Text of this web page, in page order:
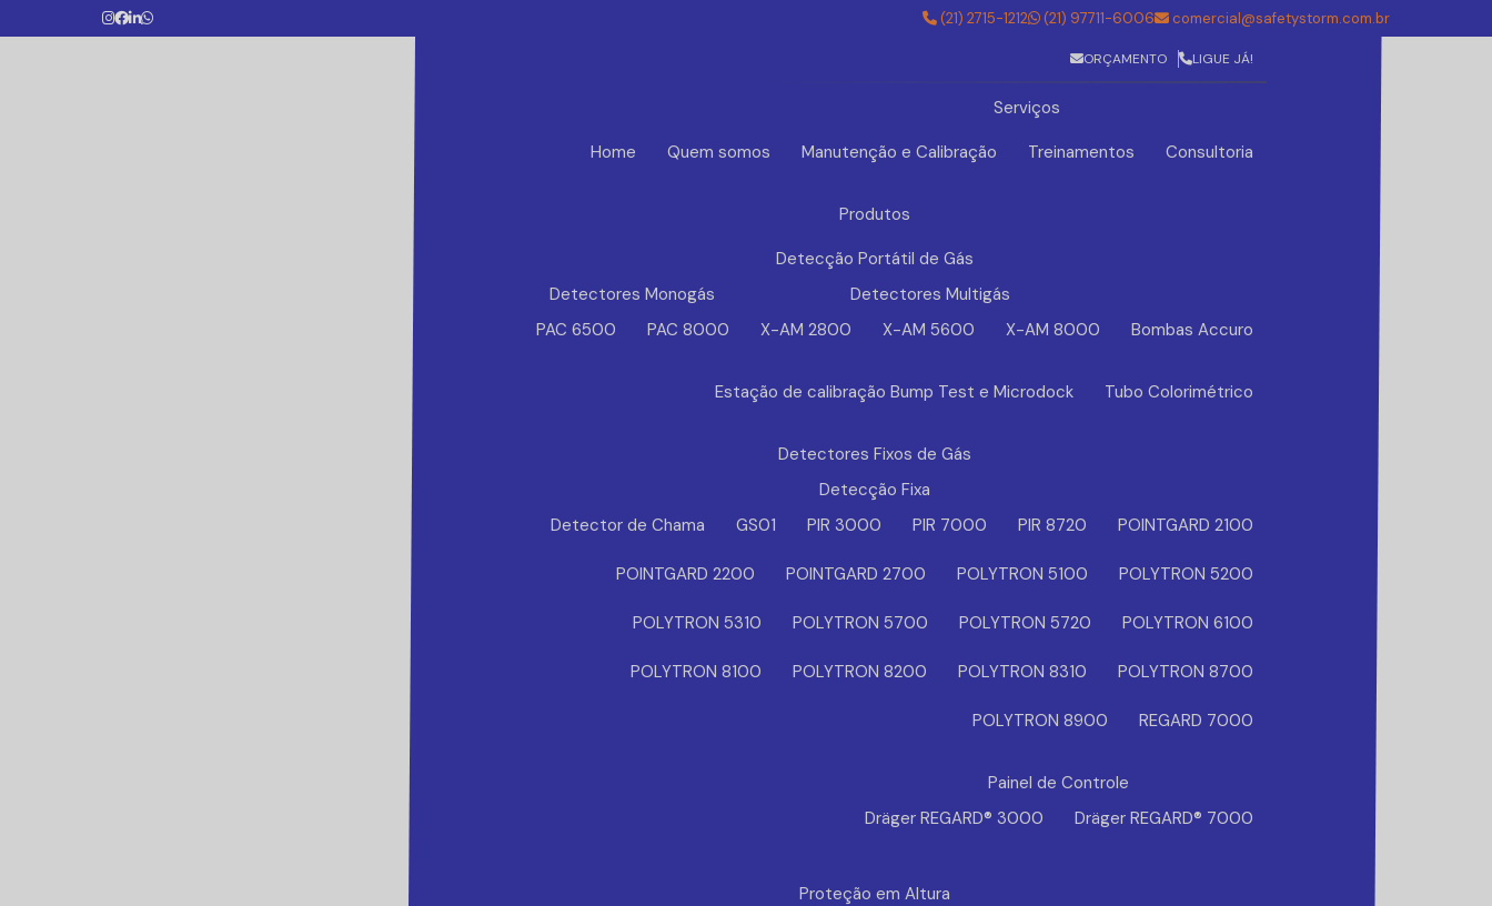
(21) 2715-1212 (21) 97711-6006 comercial@safetystorm.com.br
ORÇAMENTO LIGUE JÁ!
Home Quem somos
Serviços
Manutenção e Calibração
Treinamentos Consultoria
Produtos
Detecção Portátil de Gás
Detectores Monogás
PAC 6500
PAC 8000
Detectores Multigás
X-AM 2800
X-AM 5600 X-AM 8000 Bombas Accuro
Estação de calibração Bump Test e Microdock Tubo Colorimétrico
Detectores Fixos de Gás
Detecção Fixa
Detector de Chama
GS01 PIR 3000 PIR 7000 PIR 8720 POINTGARD 2100
POINTGARD 2200 POINTGARD 2700 POLYTRON 5100 POLYTRON 5200
POLYTRON 5310 POLYTRON 5700 POLYTRON 5720 POLYTRON 6100
POLYTRON 8100 POLYTRON 8200 POLYTRON 8310 POLYTRON 8700
POLYTRON 8900 REGARD 7000
Painel de Controle
Dräger REGARD® 3000
Dräger REGARD® 7000
Proteção em Altura